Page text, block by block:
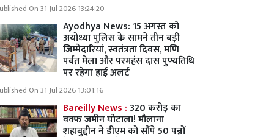
On 31 Jul 2026 13:24:20
Ayodhya News: 15 अगस्त को
अयोध्या पुलिस के सामने तीन बड़ी
जिम्मेदारियां, स्वतंत्रता दिवस, मणि
पर्वत मेला और परमहंस दास पुण्यतिथि
पर रहेगा हाई अलर्ट
On 31 Jul 2026 13:01:16
Bareilly News :320 करोड़ का
वक्फ जमीन घोटाला! मौलाना
शहाबुद्दीन ने डीएम को सौंपे 50 पन्नों